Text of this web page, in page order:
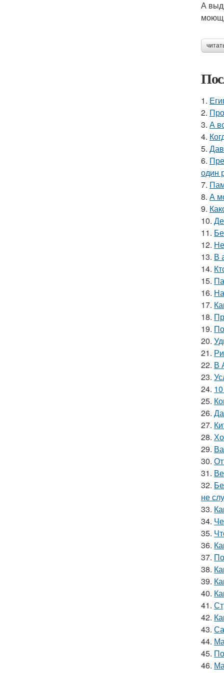
А
1.
2.
3. А
4.
5.
6.
один
7.
8. А
9.
10.
11.
12.
13. В
14.
15.
16.
17.
18.
19.
20.
21.
22. В
23.
24.
25.
26.
27.
28.
29.
30.
31.
32.
не
33.
34.
35.
36.
37.
38.
39.
40.
41.
42.
43.
44.
45.
46.